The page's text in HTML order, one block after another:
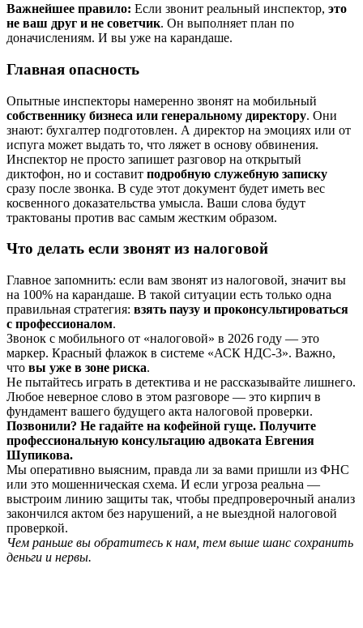
Важнейшее правило: Если звонит реальный инспектор, это
не ваш друг и не советчик. Он выполняет план по
доначислениям. И вы уже на карандаше.
Главная опасность
Опытные инспекторы намеренно звонят на мобильный
собственнику бизнеса или генеральному директору. Они
знают: бухгалтер подготовлен. А директор на эмоциях или от
испуга может выдать то, что ляжет в основу обвинения.
Инспектор не просто запишет разговор на открытый
диктофон, но и составит подробную служебную записку
сразу после звонка. В суде этот документ будет иметь вес
косвенного доказательства умысла. Ваши слова будут
трактованы против вас самым жестким образом.
Что делать если звонят из налоговой
Главное запомнить: если вам звонят из налоговой, значит вы
на 100% на карандаше. В такой ситуации есть только одна
правильная стратегия: взять паузу и проконсультироваться
с профессионалом.
Звонок с мобильного от «налоговой» в 2026 году — это
маркер. Красный флажок в системе «АСК НДС-3». Важно,
что вы уже в зоне риска.
Не пытайтесь играть в детектива и не рассказывайте лишнего.
Любое неверное слово в этом разговоре — это кирпич в
фундамент вашего будущего акта налоговой проверки.
Позвонили? Не гадайте на кофейной гуще. Получите
профессиональную консультацию адвоката Евгения
Шупикова.
Мы оперативно выясним, правда ли за вами пришли из ФНС
или это мошенническая схема. И если угроза реальна —
выстроим линию защиты так, чтобы предпроверочный анализ
закончился актом без нарушений, а не выездной налоговой
проверкой.
Чем раньше вы обратитесь к нам, тем выше шанс сохранить
деньги и нервы.